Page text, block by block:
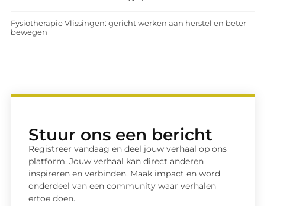
Fysiotherapie Vlissingen: gericht werken aan herstel en beter
bewegen
Stuur ons een bericht
Registreer vandaag en deel jouw verhaal op ons
platform. Jouw verhaal kan direct anderen
inspireren en verbinden. Maak impact en word
onderdeel van een community waar verhalen
ertoe doen.